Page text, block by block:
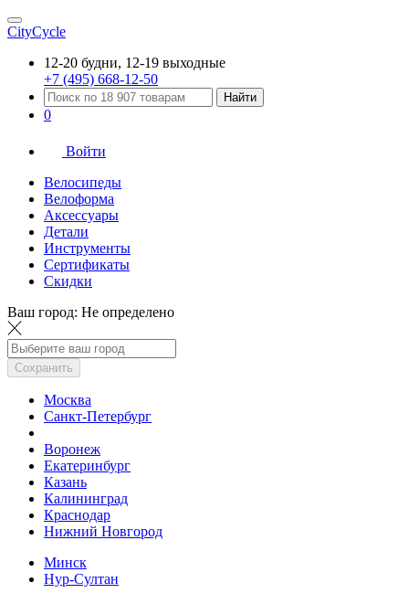
CityCycle
12-20 будни, 12-19 выходные
+7 (495) 668-12-50
Найти
0
Войти
Велосипеды
Велоформа
Аксессуары
Детали
Инструменты
Сертификаты
Скидки
Ваш город: Не определено
Сохранить
Москва
Санкт-Петербург
Воронеж
Екатеринбург
Казань
Калининград
Краснодар
Нижний Новгород
Минск
Нур-Султан